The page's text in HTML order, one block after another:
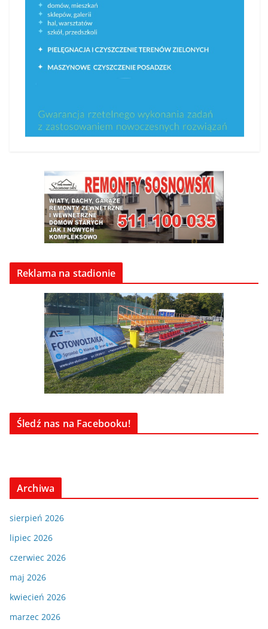
Reklama na stadionie
Śledź nas na Facebooku!
Archiwa
sierpień 2026
lipiec 2026
czerwiec 2026
maj 2026
kwiecień 2026
marzec 2026